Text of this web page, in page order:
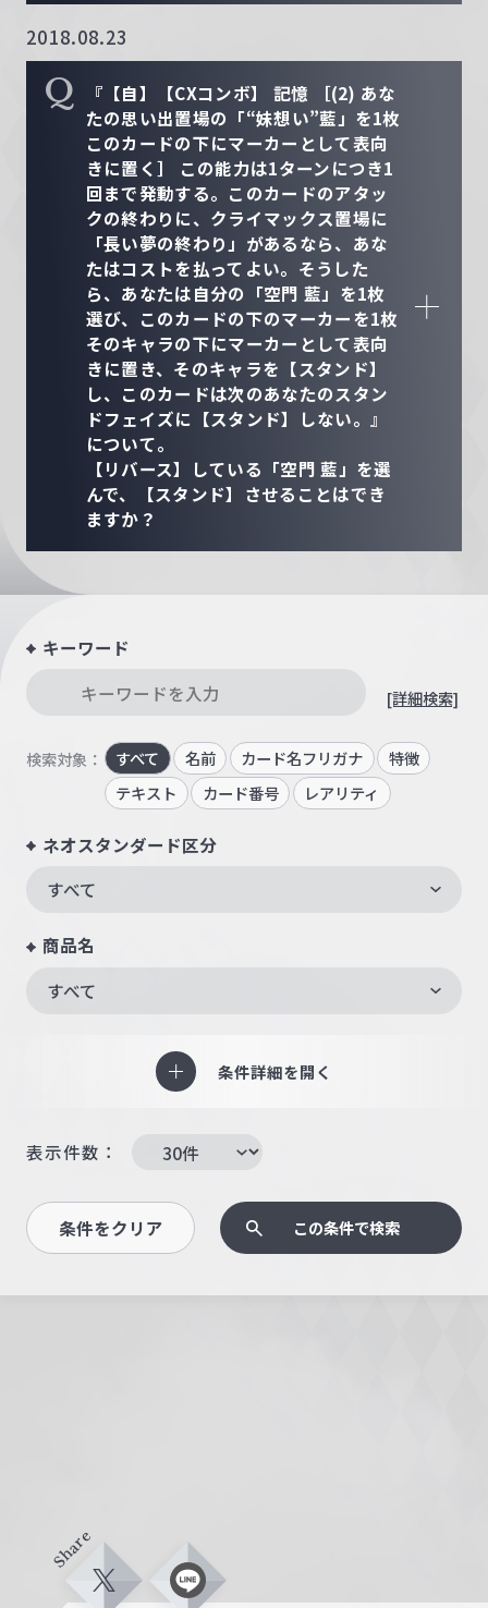
2018.08.23
Q
『【自】【CXコンボ】 記憶 ［(2) あな
たの思い出置場の「“妹想い”藍」を1枚
このカードの下にマーカーとして表向
きに置く］ この能力は1ターンにつき1
回まで発動する。このカードのアタッ
クの終わりに、クライマックス置場に
「長い夢の終わり」があるなら、あな
たはコストを払ってよい。そうした
ら、あなたは自分の「空門 藍」を1枚
選び、このカードの下のマーカーを1枚
そのキャラの下にマーカーとして表向
きに置き、そのキャラを【スタンド】
し、このカードは次のあなたのスタン
ドフェイズに【スタンド】しない。』
について。
【リバース】している「空門 藍」を選
んで、【スタンド】させることはでき
ますか？
キーワード
[詳細検索]
検索対象： すべて 名前 カード名フリガナ
特徴
テキスト
カード番号 レアリティ
ネオスタンダード区分
すべて
商品名
すべて
条件詳細を開く
表示件数：
条件をクリア この条件で検索
Share
X L
i